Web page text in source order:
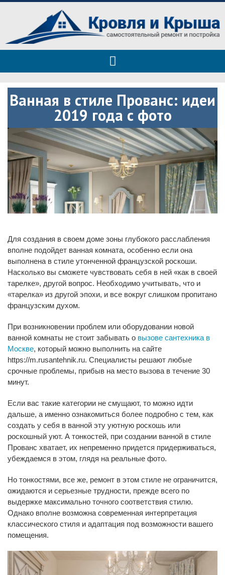
Roof tops — только полезные
советы
Полезные советы при строительстве дома и ремонте
Ванная в стиле Прованс: идеи
2019 года с фото
Для создания в своем доме зоны глубокого расслабления
вполне подойдет ванная комната, особенно если она
выполнена в стиле утонченной французской роскоши.
Насколько вы сможете чувствовать себя в ней «как в своей
тарелке», другой вопрос. Необходимо учитывать, что и
«тарелка» из другой эпохи, и все вокруг слишком пропитано
французским духом.
При возникновении проблем или оборудовании новой
ванной комнаты не стоит забывать о вызове сантехника в
Москве, который можно выполнить на сайте
https://m.rusantehnik.ru. Специалисты решают любые
срочные проблемы, прибыв на место вызова в течение 30
минут.
Если вас такие категории не смущают, то можно идти
дальше, а именно ознакомиться более подробно с тем, как
создать у себя в ванной эту уютную роскошь или
роскошный уют. А тонкостей, при создании ванной в стиле
Прованс хватает, их непременно придется придерживаться,
убеждаемся в этом, глядя на реальные фото.
Но тонкостями, все же, ремонт в этом стиле не ограничится,
ожидаются и серьезные трудности, прежде всего по
выдержке максимально точного соответствия стилю.
Однако вполне возможна современная интерпретация
классического стиля и адаптация под возможности вашего
помещения.